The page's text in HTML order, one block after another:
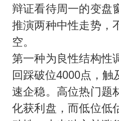
辩证看待周一的变盘
推演两种中性走势，
空。
第一种为良性结构性
回踩破位4000点，触
速企稳。高位热门题
化获利盘，而低位低